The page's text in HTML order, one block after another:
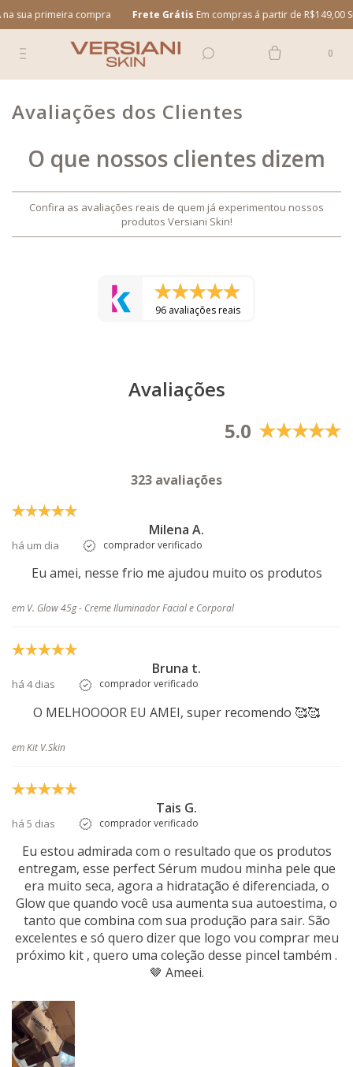
sua primeira compra Frete GrátisEm compras á partir de R$149,00
0
Avaliações dos Clientes
O que nossos clientes dizem
Confira as avaliações reais de quem já experimentou nossos
produtos Versiani Skin!
96 avaliações reais
Avaliações
5.0
323 avaliações
Milena A.
há um dia comprador verificado
Eu amei, nesse frio me ajudou muito os produtos
em V. Glow 45g - Creme Iluminador Facial e Corporal
Bruna t.
há 4 dias comprador verificado
O MELHOOOOR EU AMEI, super recomendo 🥰🥰
em Kit V.Skin
Tais G.
há 5 dias comprador verificado
Eu estou admirada com o resultado que os produtos
entregam, esse perfect Sérum mudou minha pele que
era muito seca, agora a hidratação é diferenciada, o
Glow que quando você usa aumenta sua autoestima, o
tanto que combina com sua produção para sair. São
excelentes e só quero dizer que logo vou comprar meu
próximo kit , quero uma coleção desse pincel também .
🤎 Ameei.